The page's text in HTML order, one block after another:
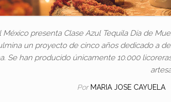
México presenta Clase Azul Tequila Día de
un proyecto de cinco años dedicado a
Se han producido únicamente 10.000
Por MARIA JOSE CAYUELA